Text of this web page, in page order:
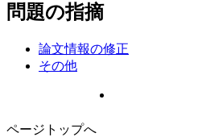
問題の指摘
論文情報の修正
その他
ページトップへ